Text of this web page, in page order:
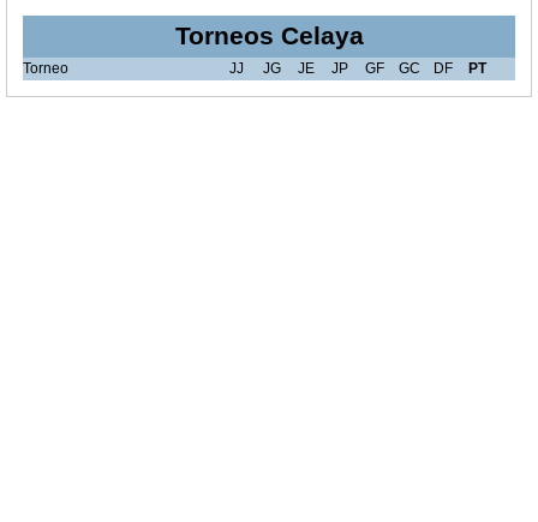
Torneos Celaya
Torneo JJ JG JE JP GF GC DF PT